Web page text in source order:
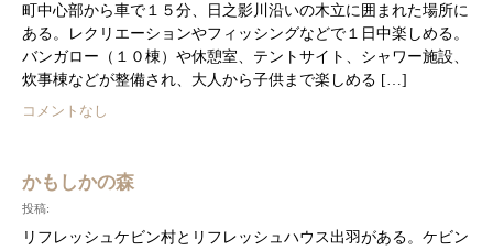
町中心部から車で１５分、日之影川沿いの木立に囲まれた場所に
ある。レクリエーションやフィッシングなどで１日中楽しめる。
バンガロー（１０棟）や休憩室、テントサイト、シャワー施設、
炊事棟などが整備され、大人から子供まで楽しめる […]
コメントなし
かもしかの森
投稿:
リフレッシュケビン村とリフレッシュハウス出羽がある。ケビン